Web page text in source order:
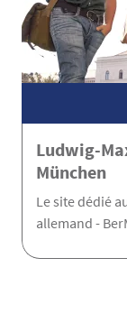
Ludwig-
München
Le site dédié
allemand -